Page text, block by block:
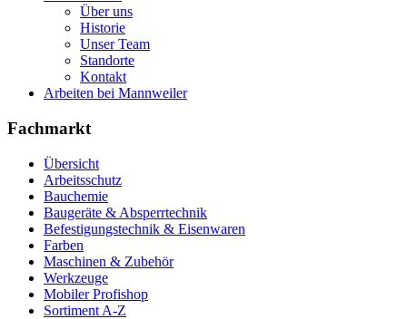
Über uns
Historie
Unser Team
Standorte
Kontakt
Arbeiten bei Mannweiler
Fachmarkt
Übersicht
Arbeitsschutz
Bauchemie
Baugeräte & Absperrtechnik
Befestigungstechnik & Eisenwaren
Farben
Maschinen & Zubehör
Werkzeuge
Mobiler Profishop
Sortiment A-Z